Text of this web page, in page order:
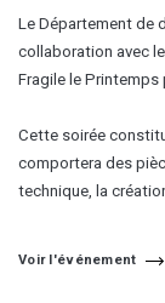
Le Département de
collaboration avec
Fragile le Printemps
Cette soirée
comportera des
technique, la
Voir l'événement